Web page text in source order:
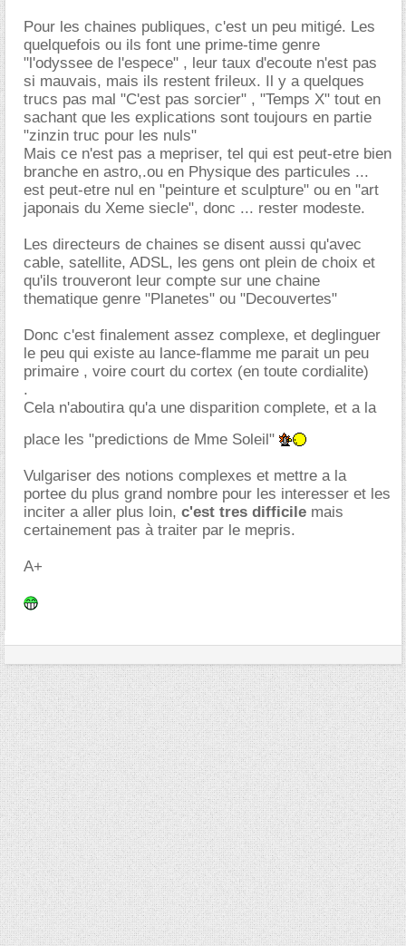
Pour les chaines publiques, c'est un peu mitigé. Les
quelquefois ou ils font une prime-time genre
"l'odyssee de l'espece" , leur taux d'ecoute n'est pas
si mauvais, mais ils restent frileux. Il y a quelques
trucs pas mal "C'est pas sorcier" , "Temps X" tout en
sachant que les explications sont toujours en partie
"zinzin truc pour les nuls"
Mais ce n'est pas a mepriser, tel qui est peut-etre bien
branche en astro,.ou en Physique des particules ...
est peut-etre nul en "peinture et sculpture" ou en "art
japonais du Xeme siecle", donc ... rester modeste.
Les directeurs de chaines se disent aussi qu'avec
cable, satellite, ADSL, les gens ont plein de choix et
qu'ils trouveront leur compte sur une chaine
thematique genre "Planetes" ou "Decouvertes"
Donc c'est finalement assez complexe, et deglinguer
le peu qui existe au lance-flamme me parait un peu
primaire , voire court du cortex (en toute cordialite)
.
Cela n'aboutira qu'a une disparition complete, et a la
place les "predictions de Mme Soleil"
Vulgariser des notions complexes et mettre a la
portee du plus grand nombre pour les interesser et les
inciter a aller plus loin, c'est tres difficile mais
certainement pas à traiter par le mepris.
A+